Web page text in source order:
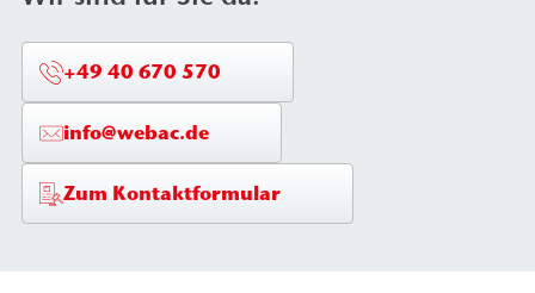
+49 40 670 570
info@webac.de
Zum Kontaktformular